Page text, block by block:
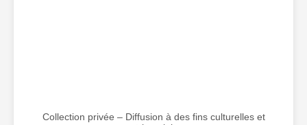
Collection privée – Diffusion à des fins culturelles et